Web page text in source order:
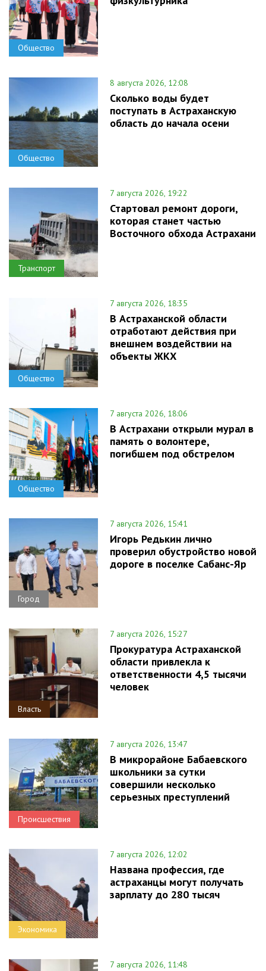
Общество
Общество
8 августа 2026, 12:08
Сколько воды будет
поступать в Астраханскую
область до начала осени
Транспорт
7 августа 2026, 19:22
Стартовал ремонт дороги,
которая станет частью
Восточного обхода Астрахани
Общество
7 августа 2026, 18:35
В Астраханской области
отработают действия при
внешнем воздействии на
объекты ЖКХ
Общество
7 августа 2026, 18:06
В Астрахани открыли мурал в
память о волонтере,
погибшем под обстрелом
Город
7 августа 2026, 15:41
Игорь Редькин лично
проверил обустройство новой
дороге в поселке Сабанс-Яр
Власть
7 августа 2026, 15:27
Прокуратура Астраханской
области привлекла к
ответственности 4,5 тысячи
человек
Происшествия
7 августа 2026, 13:47
В микрорайоне Бабаевского
школьники за сутки
совершили несколько
серьезных преступлений
Экономика
7 августа 2026, 12:02
Названа профессия, где
астраханцы могут получать
зарплату до 280 тысяч
7 августа 2026, 11:48